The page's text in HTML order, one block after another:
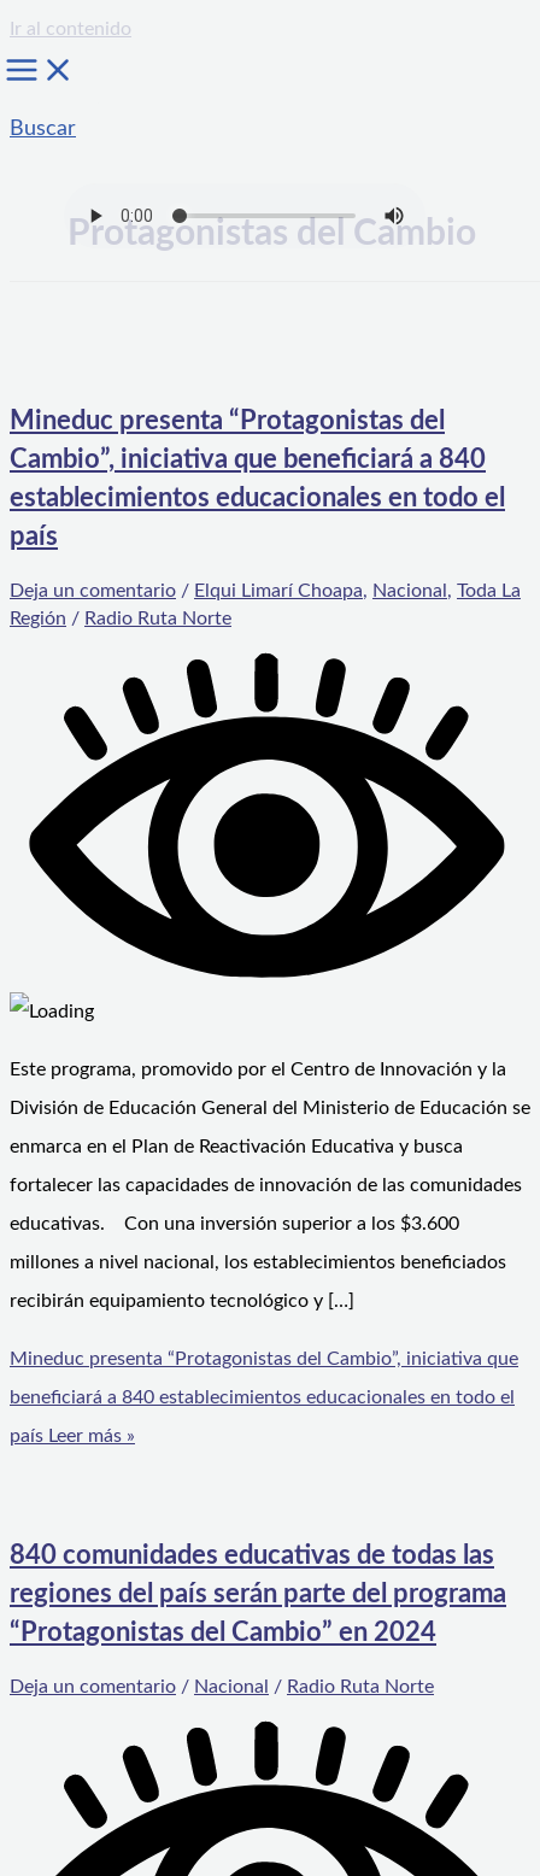
Ir al contenido
Buscar
Protagonistas del Cambio
Mineduc presenta “Protagonistas del
Cambio”, iniciativa que beneficiará a 840
establecimientos educacionales en todo el
país
Deja un comentario / Elqui Limarí Choapa, Nacional , Toda La
Región / Radio Ruta Norte
Este programa, promovido por el Centro de Innovación y la
División de Educación General del Ministerio de Educación se
enmarca en el Plan de Reactivación Educativa y busca
fortalecer las capacidades de innovación de las comunidades
educativas. Con una inversión superior a los $3.600
millones a nivel nacional, los establecimientos beneficiados
recibirán equipamiento tecnológico y […]
Mineduc presenta “Protagonistas del Cambio”, iniciativa que
beneficiará a 840 establecimientos educacionales en todo el
país Leer más »
840 comunidades educativas de todas las
regiones del país serán parte del programa
“Protagonistas del Cambio” en 2024
Deja un comentario / Nacional / Radio Ruta Norte